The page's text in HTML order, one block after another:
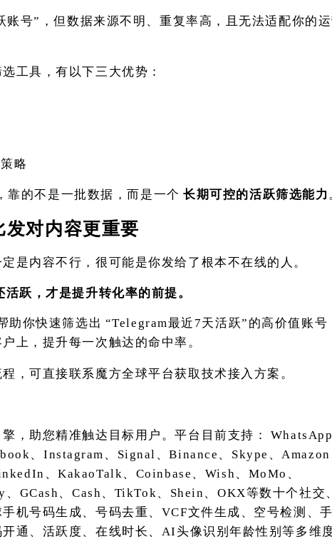
账号”，但数据来源不明、重复率高，且无法适配你的
工具，有以下三大优势：
略
靠的不是一批数据，而是一个长期可控的活跃筛选能力
对内容更重要
是内容不行，很可能是你发给了根本不在线的人。
活跃，才是提升转化率的前提。
助你快速筛选出 “Telegram最近7天活跃”的高价值账号
上，提升每一次触达的命中率。
，可直接联系魔方全球平台获取技术接入方案。
，助您精准触达目标用户。平台目前支持：
WhatsApp
、Instagram、Signal、Binance、Skype、Amazon
、KakaoTalk、Coinbase、Wish、MoMo、
GCash、Cash、TikTok、Shein、OKX等数十个社交
机号码生成、号码去重、VCF文件生成、空号检测、
通、活跃度、在线时长、AI头像识别年龄性别等多维